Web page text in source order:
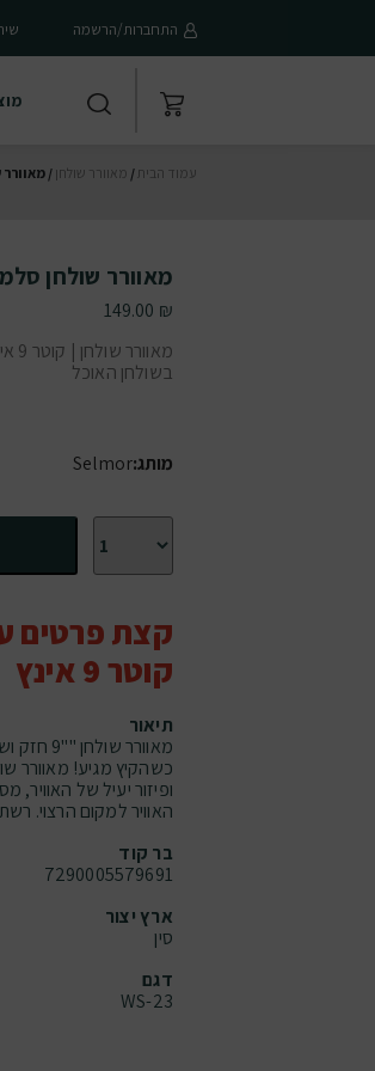
התחברות/הרשמה
עמוד הבית / מאוורר שולחן/ מאוורר
מאוורר שולחן סלמור
149.00 ₪
בשולחן האוכל
מותג:Selmor
קצת פרטים
קוטר 9 אינץ
תיאור
ופיזור יעיל של האוויר,
האוויר למקום הרצוי.
בר קוד
7290005579691
ארץ יצור
סין
דגם
WS-23